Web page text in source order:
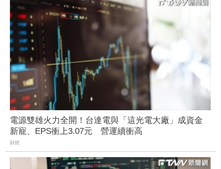
電源雙雄火力全開！台達電與「這光電大廠」成資金
新寵、EPS衝上3.07元 營運續衝高
財經